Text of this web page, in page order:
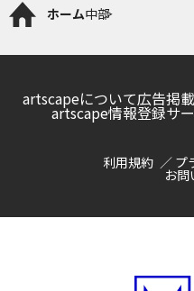
ホーム中部
artscapeについて広告掲
artscape情報登録サ
利用規約 プ
お問